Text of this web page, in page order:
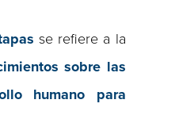
se refiere a la
sobre las
humano para